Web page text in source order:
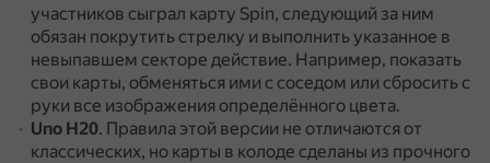
участников сыграл карту Spin, следующий за ним
обязан покрутить стрелку и выполнить указанное в
невыпавшем секторе действие. Например, показать
свои карты, обменяться ими с соседом или сбросить с
руки все изображения определённого цвета.
Uno H20. Правила этой версии не отличаются от
классических, но карты в колоде сделаны из прочного